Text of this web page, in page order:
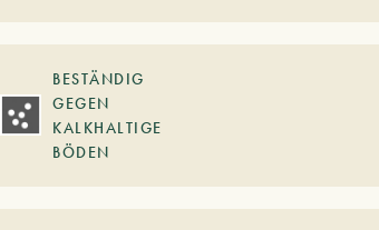
BESTÄNDIG
GEGEN
KALKHALTIGE
BÖDEN